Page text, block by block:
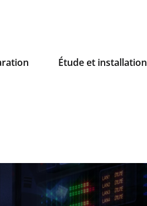
Étude et installation